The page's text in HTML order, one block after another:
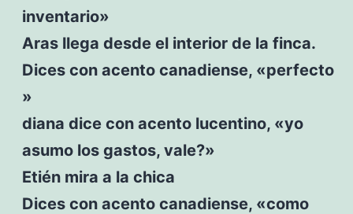
inventario»
Aras llega desde el interior de la finca.
Dices con acento canadiense, «perfecto
»
diana dice con acento lucentino, «yo
asumo los gastos, vale?»
Etién mira a la chica
Dices con acento canadiense, «como